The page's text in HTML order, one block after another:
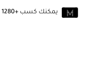
يمكنك كسب +1280